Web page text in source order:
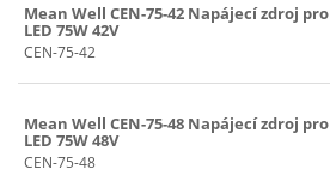
Mean Well CEN-75-42 Napájecí zdroj pro
LED 75W 42V
CEN-75-42
Mean Well CEN-75-48 Napájecí zdroj pro
LED 75W 48V
CEN-75-48